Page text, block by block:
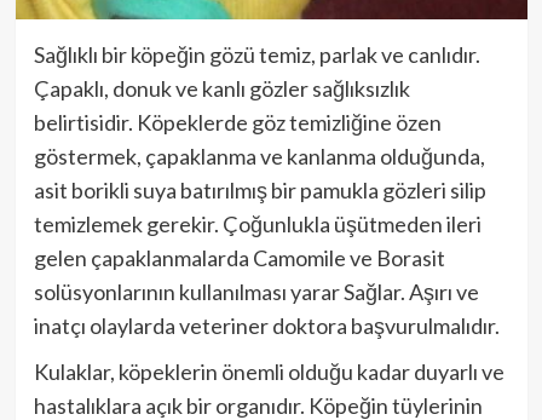
Sağlıklı bir köpeğin gözü temiz, parlak ve canlıdır.
Çapaklı, donuk ve kanlı gözler sağlıksızlık
belirtisidir. Köpeklerde göz temizliğine özen
göstermek, çapaklanma ve kanlanma olduğunda,
asit borikli suya batırılmış bir pamukla gözleri silip
temizlemek gerekir. Çoğunlukla üşütmeden ileri
gelen çapaklanmalarda Camomile ve Borasit
solüsyonlarının kullanılması yarar Sağlar. Aşırı ve
inatçı olaylarda veteriner doktora başvurulmalıdır.
Kulaklar, köpeklerin önemli olduğu kadar duyarlı ve
hastalıklara açık bir organıdır. Köpeğin tüylerinin